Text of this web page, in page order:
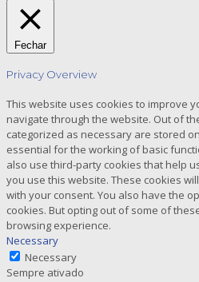
Fechar
Privacy Overview
This website uses cookies to improve
navigate through the website. Out of
categorized as necessary are stored
essential for the working of basic
also use third-party cookies that help
you use this website. These cookies
with your consent. You also have the
cookies. But opting out of some of
browsing experience.
Necessary
Necessary
Sempre ativado